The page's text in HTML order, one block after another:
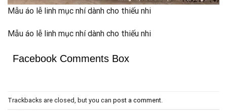
Mẫu áo lễ linh mục nhí dành cho thiếu nhi
Mẫu áo lễ linh mục nhí dành cho thiếu nhi
Facebook Comments Box
Trackbacks are closed, but you can post a comment